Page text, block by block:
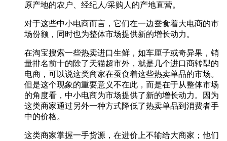
原产地的农户、经纪人/采购人的产地直营。
对于这些中小电商而言，它们在一边蚕食着大电商的市
场份额，同时也为整体市场提供新的增长动力。
在淘宝搜索一些热卖进口生鲜，如车厘子或奇异果，销
量排名前十的除了天猫超市外，就是几个进口商转型的
电商，可以说这类商家在蚕食着这些热卖单品的市场。
但是这个现象的重要意义不在此，而是在于从整体市场
的角度看，中小电商为市场提供了新的增长动力。因为
这类商家通过另外一种方式降低了热卖单品到消费者手
中的价格。
这类商家掌握一手货源，在进价上不输给大商家；他们